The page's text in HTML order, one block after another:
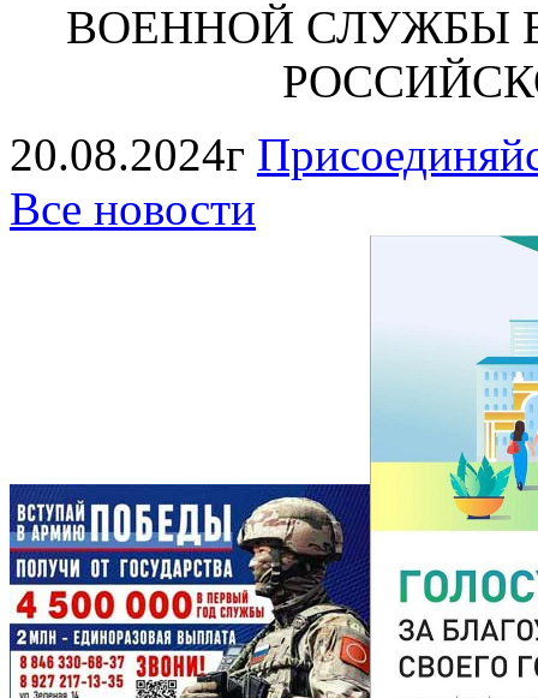
ВОЕННОЙ СЛУЖБЫ
20.08.2024г
Все новости